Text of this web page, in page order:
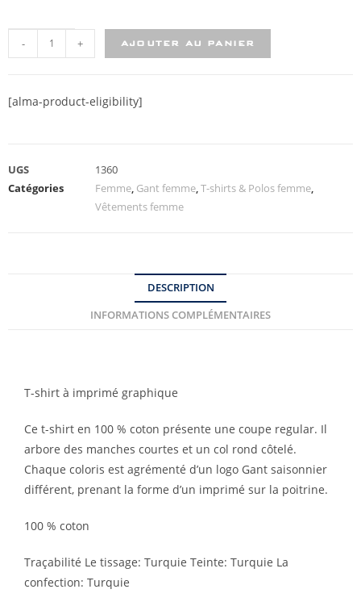
- + AJOUTER AU PANIER
[alma-product-eligibility]
UGS
1360
Catégories
Femme, Gant femme,T-shirts & Polos femme,
Vêtements femme
DESCRIPTION
INFORMATIONS COMPLÉMENTAIRES
T-shirt à imprimé graphique
Ce t-shirt en 100 % coton présente une coupe regular. Il
arbore des manches courtes et un col rond côtelé.
Chaque coloris est agrémenté d’un logo Gant saisonnier
différent, prenant la forme d’un imprimé sur la poitrine.
100 % coton
Traçabilité Le tissage: Turquie Teinte: Turquie La
confection: Turquie